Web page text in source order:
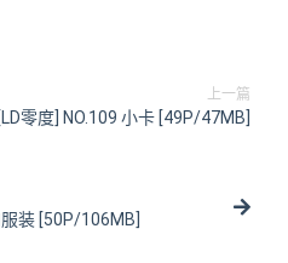
上一篇
[LD零度] NO.109 小卡 [49P/47MB]
装 [50P/106MB]